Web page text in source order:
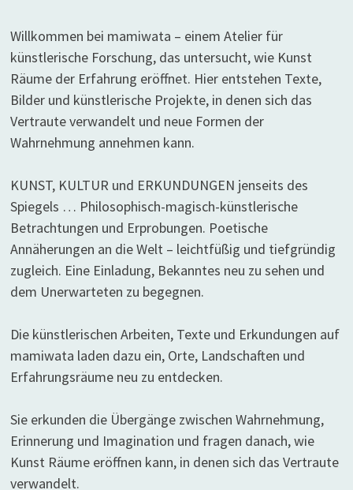
Willkommen bei mamiwata – einem Atelier für
künstlerische Forschung, das untersucht, wie Kunst
Räume der Erfahrung eröffnet. Hier entstehen Texte,
Bilder und künstlerische Projekte, in denen sich das
Vertraute verwandelt und neue Formen der
Wahrnehmung annehmen kann.
KUNST, KULTUR und ERKUNDUNGEN jenseits des
Spiegels … Philosophisch-magisch-künstlerische
Betrachtungen und Erprobungen. Poetische
Annäherungen an die Welt – leichtfüßig und tiefgründig
zugleich. Eine Einladung, Bekanntes neu zu sehen und
dem Unerwarteten zu begegnen.
Die künstlerischen Arbeiten, Texte und Erkundungen auf
mamiwata laden dazu ein, Orte, Landschaften und
Erfahrungsräume neu zu entdecken.
Sie erkunden die Übergänge zwischen Wahrnehmung,
Erinnerung und Imagination und fragen danach, wie
Kunst Räume eröffnen kann, in denen sich das Vertraute
verwandelt.